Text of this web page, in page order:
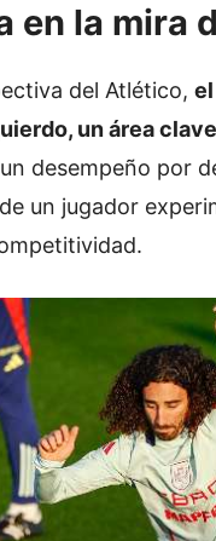
en la mira
del Atlético,
un área
desempeño por
un jugador